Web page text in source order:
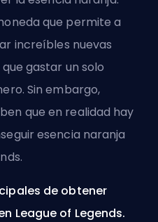
que permite a
increíbles nuevas
gastar un solo
Sin embargo,
que en realidad hay
esencia naranja
de obtener
League of Legends.